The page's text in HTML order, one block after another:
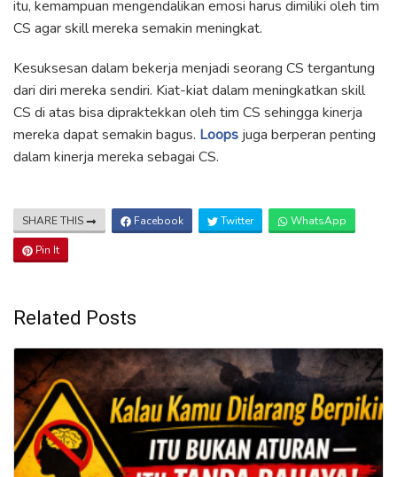
itu, kemampuan mengendalikan emosi harus dimiliki oleh tim
CS agar skill mereka semakin meningkat.
Kesuksesan dalam bekerja menjadi seorang CS tergantung
dari diri mereka sendiri. Kiat-kiat dalam meningkatkan skill
CS di atas bisa dipraktekkan oleh tim CS sehingga kinerja
mereka dapat semakin bagus. Loopsjuga berperan penting
dalam kinerja mereka sebagai CS.
SHARE THIS Facebook Twitter WhatsApp
Pin It
Related Posts